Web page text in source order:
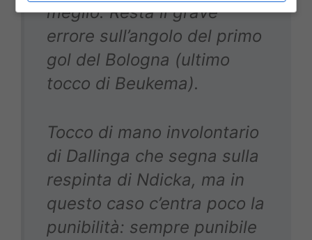
meglio. Resta il grave
errore sull’angolo del primo
gol del Bologna (ultimo
tocco di Beukema).
Tocco di mano involontario
di Dallinga che segna sulla
respinta di Ndicka, ma in
questo caso c’entra poco la
punibilità: sempre punibile